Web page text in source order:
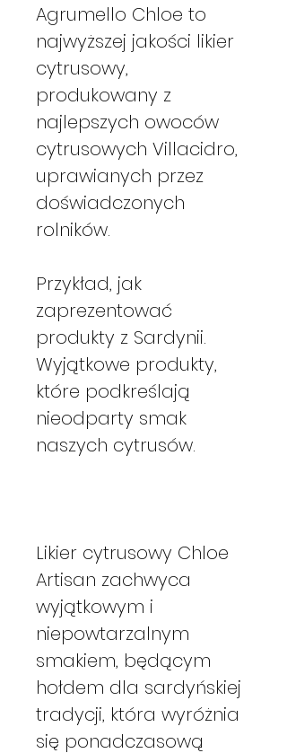
Agrumello Chloe to
najwyższej jakości likier
cytrusowy,
produkowany z
najlepszych owoców
cytrusowych Villacidro,
uprawianych przez
doświadczonych
rolników.
Przykład, jak
zaprezentować
produkty z Sardynii.
Wyjątkowe produkty,
które podkreślają
nieodparty smak
naszych cytrusów.
Likier cytrusowy Chloe
Artisan zachwyca
wyjątkowym i
niepowtarzalnym
smakiem, będącym
hołdem dla sardyńskiej
tradycji, która wyróżnia
się ponadczasową